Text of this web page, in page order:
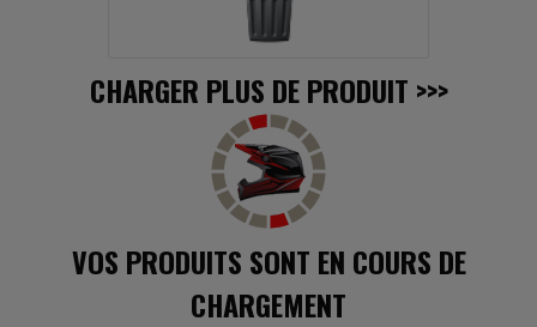
CHARGER PLUS DE PRODUIT >>>
VOS PRODUITS SONT EN COURS DE
CHARGEMENT